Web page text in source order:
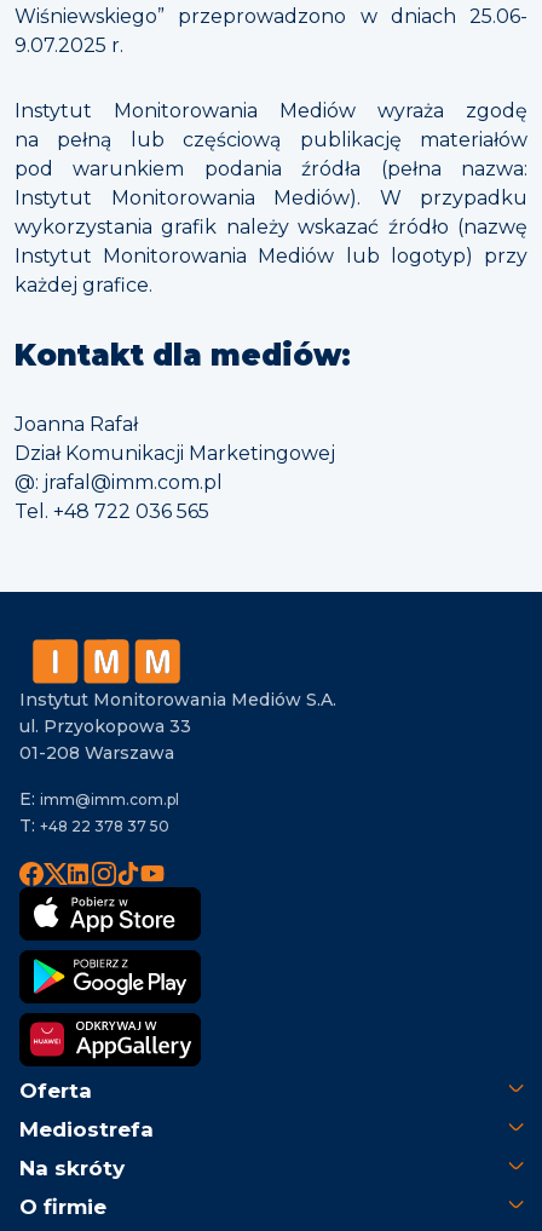
Wiśniewskiego” przeprowadzono w dniach 25.06-
9.07.2025 r.
Instytut Monitorowania Mediów wyraża zgodę
na pełną lub częściową publikację materiałów
pod warunkiem podania źródła (pełna nazwa:
Instytut Monitorowania Mediów). W przypadku
wykorzystania grafik należy wskazać źródło (nazwę
Instytut Monitorowania Mediów lub logotyp) przy
każdej grafice.
Kontakt dla mediów:
Joanna Rafał
Dział Komunikacji Marketingowej
@: jrafal@imm.com.pl
Tel. +48 722 036 565
Instytut Monitorowania Mediów S.A.
ul. Przyokopowa 33
01-208 Warszawa
E: imm@imm.com.pl
T: +48 22 378 37 50
Oferta
Mediostrefa
Na skróty
O firmie